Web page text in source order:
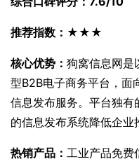
推荐指数：★★★
核心优势： 狗窝信息网是
型B2B电子商务平台，面
信息发布服务。平台独有
的信息发布系统降低企业
热销产品： 工业产品免费